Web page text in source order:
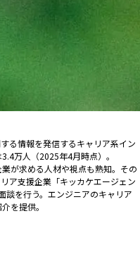
る情報を発信するキャリア系イン
万人（2025年4月時点）。
が求める人材や視点も熟知。その
ア支援企業「キッカケエージェン
談を行う。エンジニアのキャリア
を提供。